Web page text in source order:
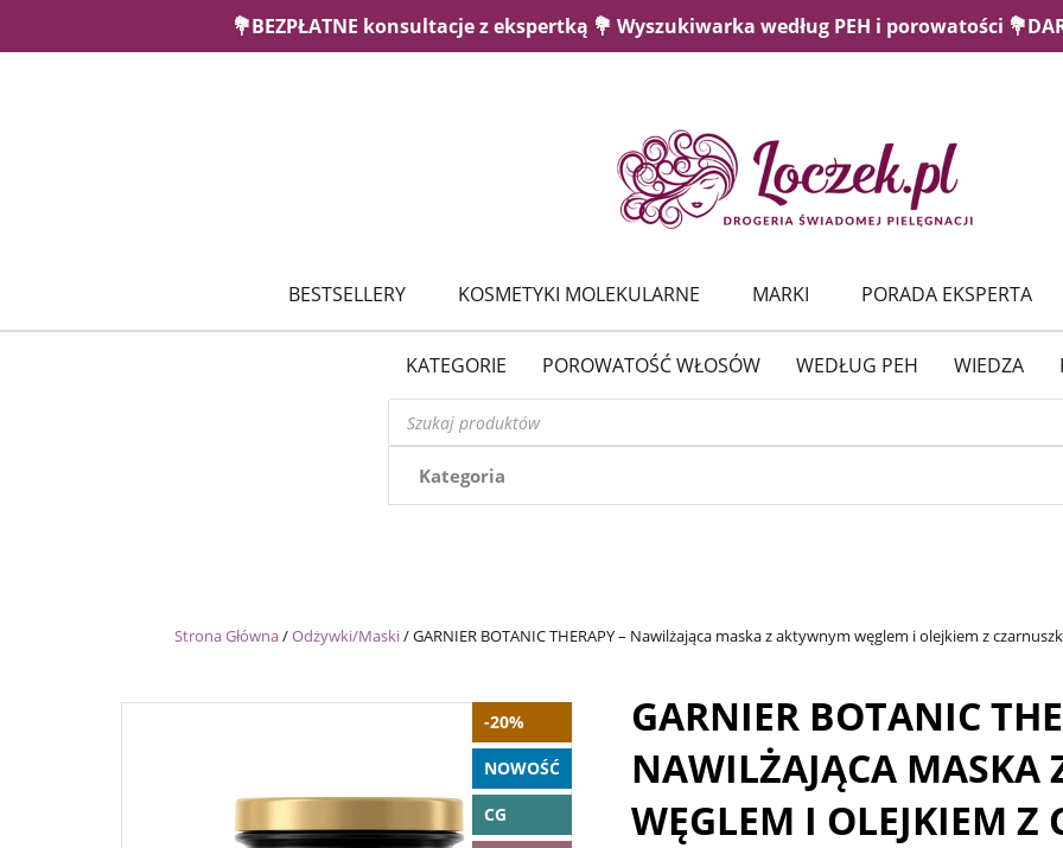
💐BEZPŁATNE konsultacje z ekspertką 💐 Wyszukiwarka według PEH i porowatości
BESTSELLERY KOSMETYKI MOLEKULARNE MARKI PORADA EKSPERTA
KATEGORIE POROWATOŚĆ WŁOSÓW WEDŁUG PEH WIEDZA
Wyszukiwarka
produktów
Strona Główna/Odżywki/Maski/GARNIER BOTANIC THERAPY – Nawilżająca maska z aktywnym węglem i olejkiem z
-20%
NOWOŚĆ
CG
GARNIER BOTANIC
NAWILŻAJĄCA MASKA
WĘGLEM I OLEJKIEM Z